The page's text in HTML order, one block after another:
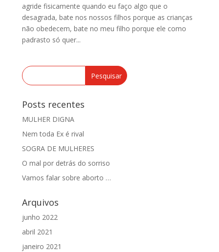
agride fisicamente quando eu faço algo que o
desagrada, bate nos nossos filhos porque as crianças
não obedecem, bate no meu filho porque ele como
padrasto só quer...
Posts recentes
MULHER DIGNA
Nem toda Ex é rival
SOGRA DE MULHERES
O mal por detrás do sorriso
Vamos falar sobre aborto …
Arquivos
junho 2022
abril 2021
janeiro 2021